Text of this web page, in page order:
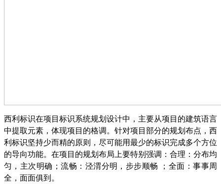
西利标识在项目标识系统规划设计中，主要从项目的建筑语言
中提取元素，体现项目的格调。针对项目部分的规划布点，西
利标识坚持少而精的原则，尽可能用最少的标识完成多个方位
的导向功能。 在项目的规划布局上要特别强调：合理：分布均
匀，主次明确；流畅：泾渭分明，步步顺畅
；全面：事事周
全，面面俱到。